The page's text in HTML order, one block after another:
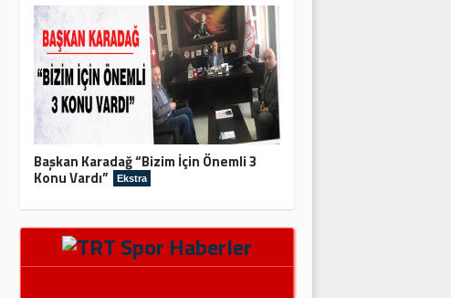
Başkan Karadağ “Bizim İçin Önemli 3
Konu Vardı” Ekstra